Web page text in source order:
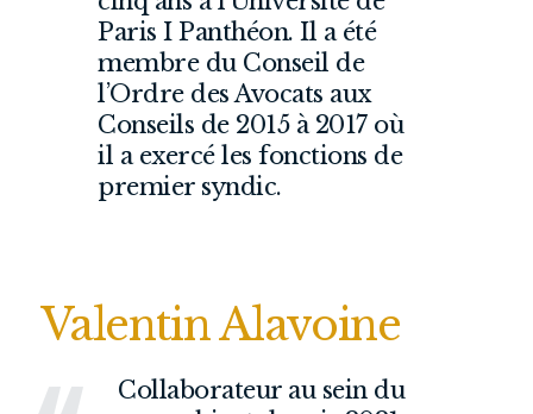
Paris I Panthéon. Il a été
membre du Conseil de
l’Ordre des Avocats aux
Conseils de 2015 à 2017 où
il a exercé les fonctions de
premier syndic.
Valentin Alavoine
Collaborateur au sein du